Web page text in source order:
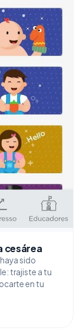
cesárea
sido
trajiste a tu
en tu